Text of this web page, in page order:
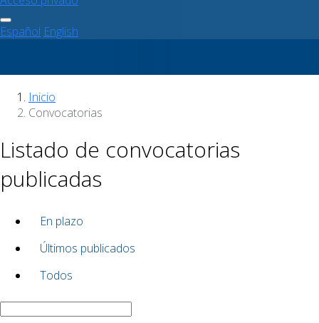
Español English
Inicio
Convocatorias
Listado de convocatorias
publicadas
En plazo
Últimos publicados
Todos